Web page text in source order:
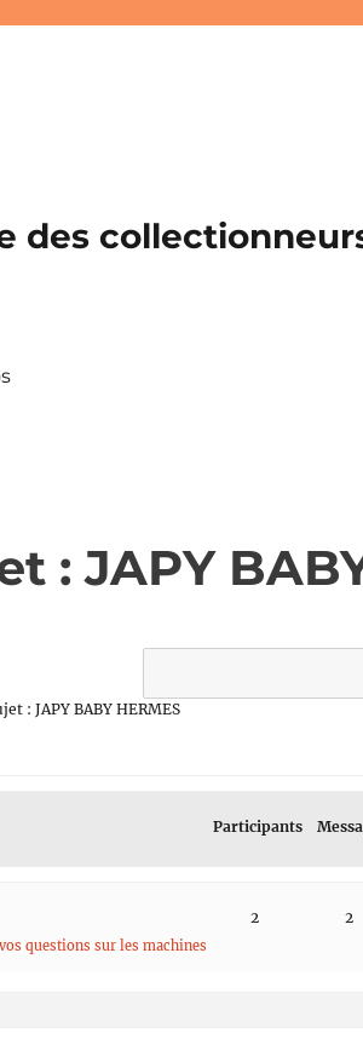
des
: JAPY
: JAPY BABY HERMES
Participants
questions sur les machines
2 2